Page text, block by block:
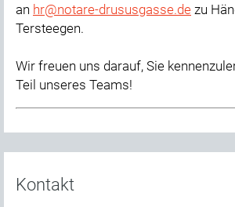
an hr@notare-drususgasse.de zu
Tersteegen.
Wir freuen uns darauf, Sie
Teil unseres Teams!
Kontakt